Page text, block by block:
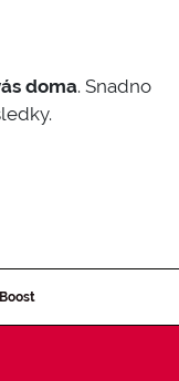
doma. Snadno